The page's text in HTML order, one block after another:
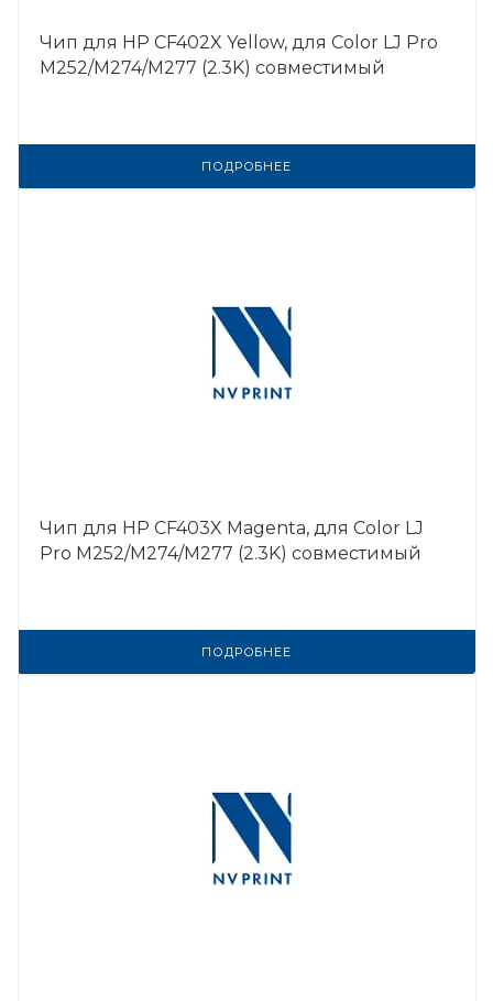
Чип для HP CF402X Yellow, для Color LJ Pro
M252/M274/M277 (2.3K) совместимый
ПОДРОБНЕЕ
Чип для HP CF403X Magenta, для Color LJ
Pro M252/M274/M277 (2.3K) совместимый
ПОДРОБНЕЕ